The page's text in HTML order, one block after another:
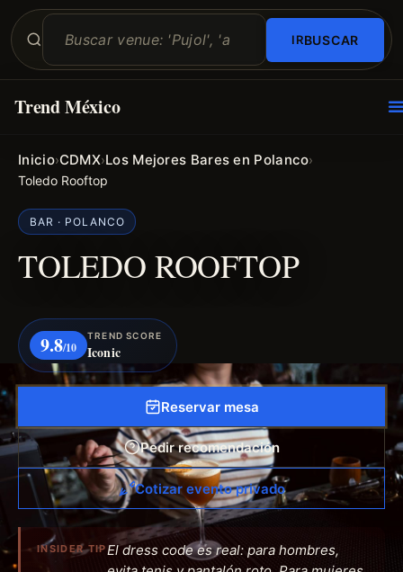
BUSCAR
Trend México
Inicio›CDMX›Los Mejores Bares en Polanco›
Toledo Rooftop
BAR · POLANCO
TOLEDO ROOFTOP
9.8/10
TREND SCORE
Iconic
Reservar mesa
Pedir recomendación
Cotizar evento privado
INSIDER TIPEl dress code es real: para hombres,